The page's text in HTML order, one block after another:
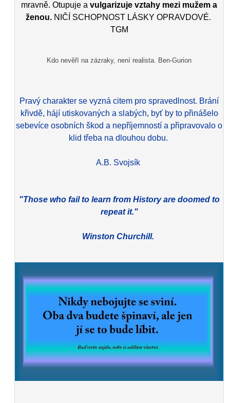
mravně. Otupuje avulgarizuje vztahy mezi mužem a
ženou. NIČÍ SCHOPNOST LÁSKY OPRAVDOVÉ.
TGM
Kdo nevěří na zázraky, není realista. Ben-Gurion
Pravý charakter se vyzná citem pro spravedlnost. Brání
křivdě, hájí utiskovaných a slabých, byť by to přinášelo
sebevíce osobních škod a nepříjemností a připravovalo o
klid třeba na dlouhou dobu.
A.B. Svojsík
"Those who fail to learn from History are doomed to
repeat it."
Winston Churchill.